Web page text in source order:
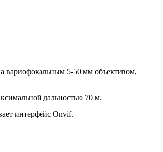
вариофокальным 5-50 мм объективом,
дальностью 70 м.
интерфейс Onvif.